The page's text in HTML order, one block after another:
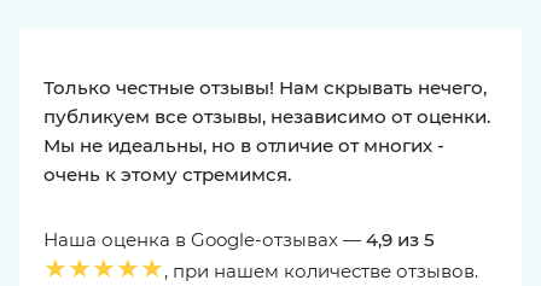
Только честные отзывы! Нам скрывать нечего,
публикуем все отзывы, независимо от оценки.
Мы не идеальны, но в отличие от многих -
очень к этому стремимся.
Наша оценка в Google-отзывах — 4,9 из 5
★★★★★, при нашем количестве отзывов.